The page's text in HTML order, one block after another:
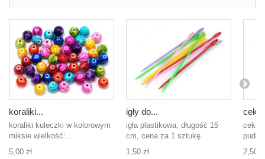
koraliki...
koraliki kuleczki w kolorowym
miksie wielkość:...
5,00 zł
igły do...
igła plastikowa, długość 15
cm, cena za 1 sztukę
1,50 zł
2,50